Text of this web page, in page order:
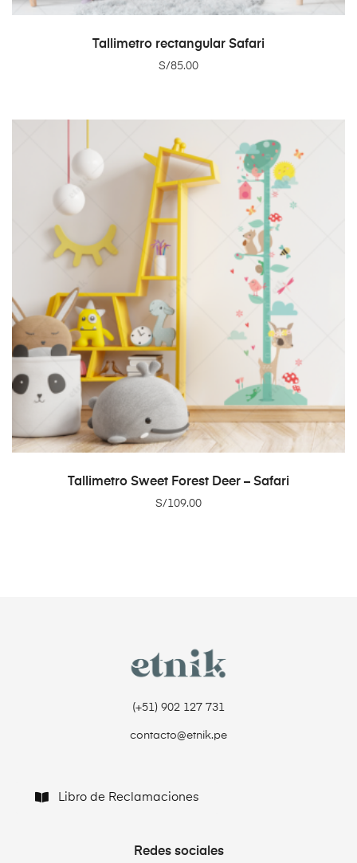
ADD TO CART
Tallimetro rectangular Safari
S/85.00
ADD TO CART
Tallimetro Sweet Forest Deer – Safari
S/109.00
(+51) 902 127 731‬
contacto@etnik.pe
Libro de Reclamaciones
Redes sociales